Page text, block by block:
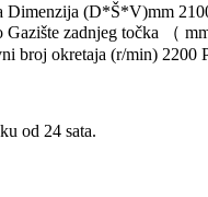
(D*Š*V)mm
zadnjeg točka （
broj okretaja (r/min) 2200
od 24 sata.